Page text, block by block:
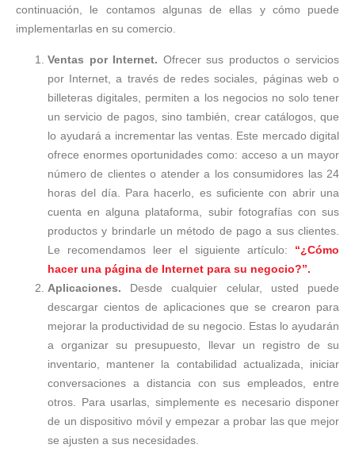
continuación, le contamos algunas de ellas y cómo puede
implementarlas en su comercio.
Ventas por Internet. Ofrecer sus productos o servicios
por Internet, a través de redes sociales, páginas web o
billeteras digitales, permiten a los negocios no solo tener
un servicio de pagos, sino también, crear catálogos, que
lo ayudará a incrementar las ventas. Este mercado digital
ofrece enormes oportunidades como: acceso a un mayor
número de clientes o atender a los consumidores las 24
horas del día. Para hacerlo, es suficiente con abrir una
cuenta en alguna plataforma, subir fotografías con sus
productos y brindarle un método de pago a sus clientes.
Le recomendamos leer el siguiente artículo: “¿Cómo
hacer una página de Internet para su negocio?”.
Aplicaciones. Desde cualquier celular, usted puede
descargar cientos de aplicaciones que se crearon para
mejorar la productividad de su negocio. Estas lo ayudarán
a organizar su presupuesto, llevar un registro de su
inventario, mantener la contabilidad actualizada, iniciar
conversaciones a distancia con sus empleados, entre
otros. Para usarlas, simplemente es necesario disponer
de un dispositivo móvil y empezar a probar las que mejor
se ajusten a sus necesidades.